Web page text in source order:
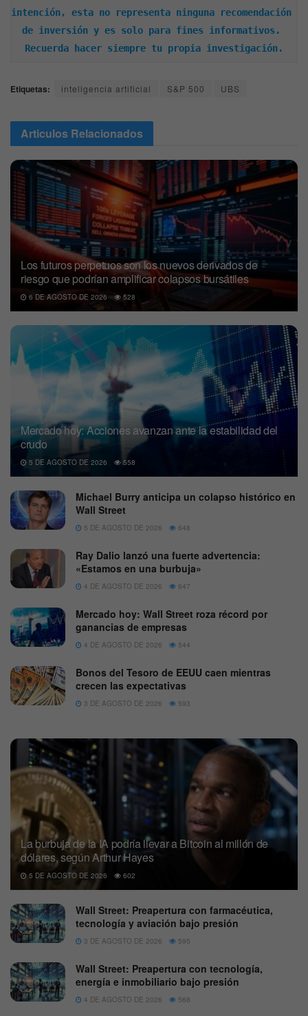
intención, esta no representa ninguna recomendación
de inversión y es solo para fines informativos.
Recuerda hacer siempre tu propia investigación.
Etiquetas: inteligencia artificial S&P 500 UBS
Articulos Relacionados
Los futuros perpetuos son los nuevos derivados de
riesgo que podrían amplificar colapsos bursátiles
6 DE AGOSTO DE 2026 528
Mercado hoy: Acciones avanzan ante la estabilidad del
crudo
5 DE AGOSTO DE 2026 558
Michael Burry anticipa un colapso histórico en
Wall Street
5 DE AGOSTO DE 2026 648
Ray Dalio lanzó una fuerte advertencia:
«Estamos en una burbuja»
4 DE AGOSTO DE 2026 647
Mercado hoy: Wall Street roza récord por
ganancias de empresas
4 DE AGOSTO DE 2026 544
Bonos del Tesoro de EEUU caen mientras
crecen las expectativas
3 DE AGOSTO DE 2026 593
La burbuja de la IA podría llevar a Bitcoin al millón de
dólares, según Arthur Hayes
5 DE AGOSTO DE 2026 602
Wall Street: Preapertura con farmacéutica,
tecnología y aviación bajo presión
3 DE AGOSTO DE 2026 595
Wall Street: Preapertura con tecnología,
energía e inmobiliario bajo presión
4 DE AGOSTO DE 2026 568